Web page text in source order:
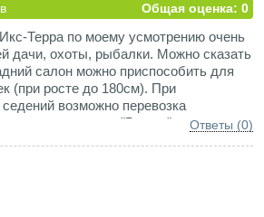
Общая оценка: 0
Терра по моему усмотрению очень
дачи, охоты, рыбалки. Можно сказать
салон можно приспособить для
(при росте до 180см). При
возможно перевозка
как культиватор "Викинг" и т.д.
их не мой пятна остаются даже от
холода (если долго стоит без
При дальнейшей эксплуатации
ГСМ, сейчас расход 12-13л на
Ответы (0)